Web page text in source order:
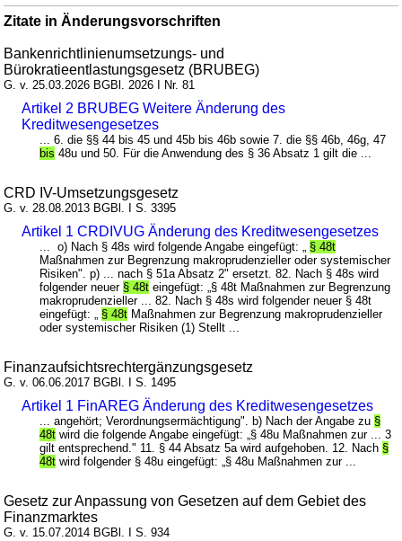
Zitate in Änderungsvorschriften
Bankenrichtlinienumsetzungs- und
Bürokratieentlastungsgesetz (BRUBEG)
G. v. 25.03.2026 BGBl. 2026 I Nr. 81
Artikel 2 BRUBEG Weitere Änderung des
Kreditwesengesetzes
... 6. die §§ 44 bis 45 und 45b bis 46b sowie 7. die §§ 46b, 46g, 47
bis 48u und 50. Für die Anwendung des § 36 Absatz 1 gilt die ...
CRD IV-Umsetzungsgesetz
G. v. 28.08.2013 BGBl. I S. 3395
Artikel 1 CRDIVUG Änderung des Kreditwesengesetzes
... o) Nach § 48s wird folgende Angabe eingefügt: „ § 48t
Maßnahmen zur Begrenzung makroprudenzieller oder systemischer
Risiken". p) ... nach § 51a Absatz 2" ersetzt. 82. Nach § 48s wird
folgender neuer § 48t eingefügt: „§ 48t Maßnahmen zur Begrenzung
makroprudenzieller ... 82. Nach § 48s wird folgender neuer § 48t
eingefügt: „ § 48t Maßnahmen zur Begrenzung makroprudenzieller
oder systemischer Risiken (1) Stellt ...
Finanzaufsichtsrechtergänzungsgesetz
G. v. 06.06.2017 BGBl. I S. 1495
Artikel 1 FinAREG Änderung des Kreditwesengesetzes
... angehört; Verordnungsermächtigung". b) Nach der Angabe zu §
48t wird die folgende Angabe eingefügt: „§ 48u Maßnahmen zur ... 3
gilt entsprechend." 11. § 44 Absatz 5a wird aufgehoben. 12. Nach §
48t wird folgender § 48u eingefügt: „§ 48u Maßnahmen zur ...
Gesetz zur Anpassung von Gesetzen auf dem Gebiet des
Finanzmarktes
G. v. 15.07.2014 BGBl. I S. 934